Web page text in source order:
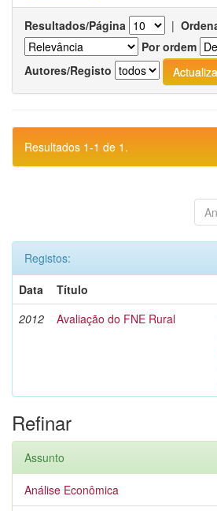
Resultados/Página |
Por ordem
Autores/Registo
Resultados 1-1 de 1.
Registos:
Data
Título
2012
Avaliação do FNE Rural
Refinar
Assunto
Análise Econômica